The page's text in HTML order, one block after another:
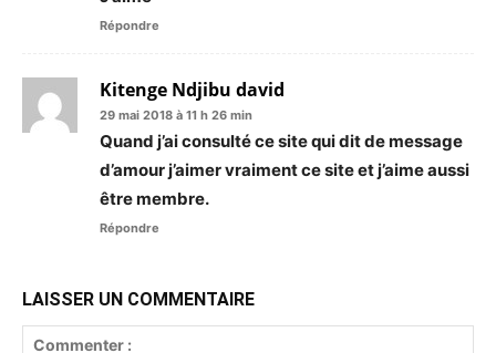
Répondre
Kitenge Ndjibu david
29 mai 2018 à 11 h 26 min
Quand j’ai consulté ce site qui dit de message
d’amour j’aimer vraiment ce site et j’aime aussi
être membre.
Répondre
LAISSER UN COMMENTAIRE